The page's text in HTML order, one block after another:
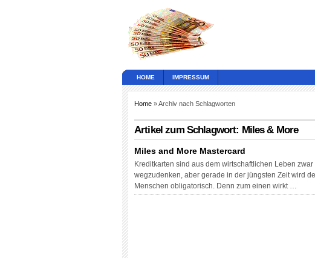
HOME IMPRESSUM
Home » Archiv nach Schlagworten
Artikel zum Schlagwort: Miles & More
Miles and More Mastercard
Kreditkarten sind aus dem wirtschaftlichen Leben
wegzudenken, aber gerade in der jüngsten Zeit wird
Menschen obligatorisch. Denn zum einen wirkt …